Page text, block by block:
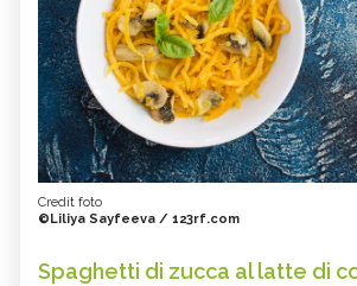
Credit foto
©Liliya Sayfeeva / 123rf.com
Spaghetti di zucca al latte di